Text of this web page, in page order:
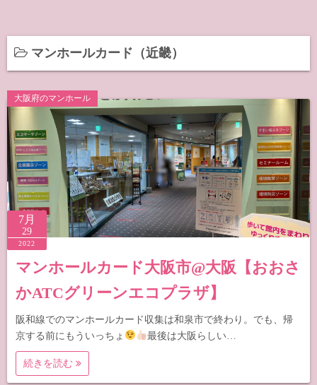
ー
マンホールカード（近畿）
大阪府のマンホール
7月
29
2022
マンホールカード大阪市@大阪【おおさ
かATCグリーンエコプラザ】
阪和線でのマンホールカード収集は和泉市で終わり。でも、帰
京する前にもういっちょ
最後は大阪らしい…
続きを読む